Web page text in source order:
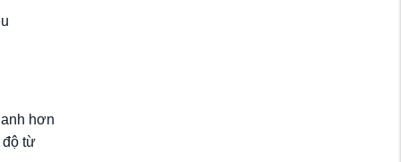
hơn
độ từ